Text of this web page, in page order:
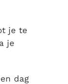
je te
je
dag